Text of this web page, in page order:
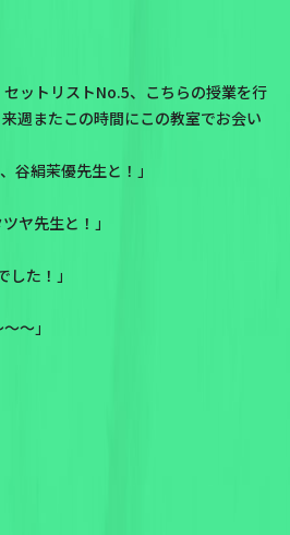
ットリストNo.5、こちらの授業を行
週またこの時間にこの教室でお会い
谷絹茉優先生と！」
ヤ先生と！」
た！」
～」